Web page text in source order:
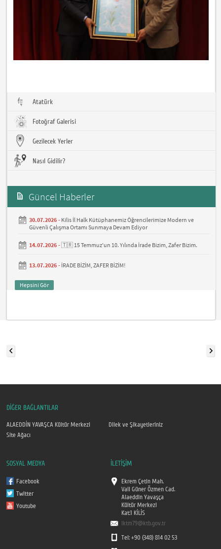
Atatürk
Fotoğraf Galerisi
Gezilecek Yerler
Nasıl Gidilir?
Güncel Haberler
30.07.2026 - Kilis İl Halk Kütüphanemiz Öğrencilerimize Modern ve
Güvenli Çalışma Ortamı Sunmaya Devam Ediyor
14.07.2026 -🇹🇷 15 Temmuz'un 10. Yılında İrade Bizim, Zafer Bizim.
13.07.2026 - İRADE BİZİM, ZAFER BİZİM!
Hepsini Gör
DİĞER BAĞLANTILAR
ALAEDDİN YAVAŞCA Kültür Merkezi
Dilek ve Şikayetleriniz
Site Ağacı
SOSYAL MEDYA
Facebook
Twitter
Youtube
İLETİŞİM
Ekrem Çetin Mah.
Vali Güner Özmen Cad.
Alaeddin Yavaşça
Kültür Merkezi
Kat:1 KİLİS
iktm79@ktb.gov.tr
Tel: +90 (348) 814 02 53